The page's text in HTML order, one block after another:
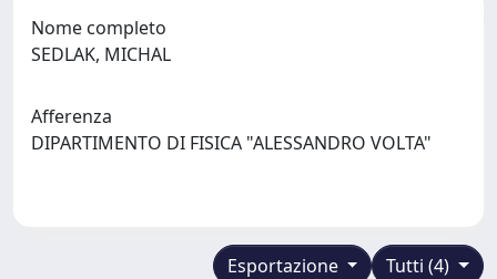
Nome completo
SEDLAK, MICHAL
Afferenza
DIPARTIMENTO DI FISICA "ALESSANDRO VOLTA"
Tutti (4)
Esportazione